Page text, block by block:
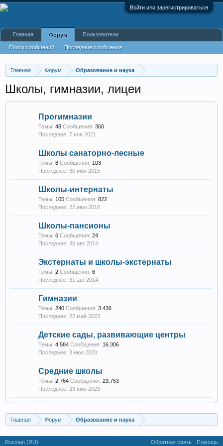
Войти или зарегистрироваться
Главная Форум Образование и наука
Школы, гимназии, лицеи
Прогимназии
Темы: 48 Сообщения: 360
7 ноя 2021
Школы санаторно-лесные
Темы: 8 Сообщения: 103
30 июн 2015
Школы-интернаты
Темы: 105 Сообщения: 822
22 июл 2016
Школы-пансионы
Темы: 6 Сообщения: 24
30 авг 2014
Экстернаты и школы-экстернаты
Темы: 2 Сообщения: 6
31 авг 2014
Гимназии
Темы: 240 Сообщения: 3.436
22 май 2023
Детские сады, развивающие центры
Темы: 4.584 Сообщения: 16.306
3 июл 2020
Средние школы
Темы: 2.764 Сообщения: 23.753
23 июн 2023
Главная Форум Образование и наука
Главная Форум
Поиск сообщений Последние сообщения
Пользователи
Russian (RU) Обратная связь Помощь